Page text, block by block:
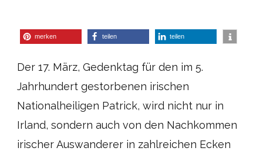
merken teilen teilen
Der 17. März, Gedenktag für den im 5.
Jahrhundert gestorbenen irischen
Nationalheiligen Patrick, wird nicht nur in
Irland, sondern auch von den Nachkommen
irischer Auswanderer in zahlreichen Ecken